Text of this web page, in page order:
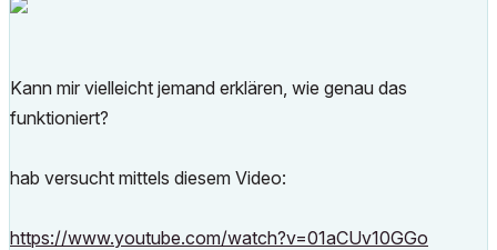
Kann mir vielleicht jemand erklären, wie genau das
funktioniert?
hab versucht mittels diesem Video:
https://www.youtube.com/watch?v=01aCUv10GGo